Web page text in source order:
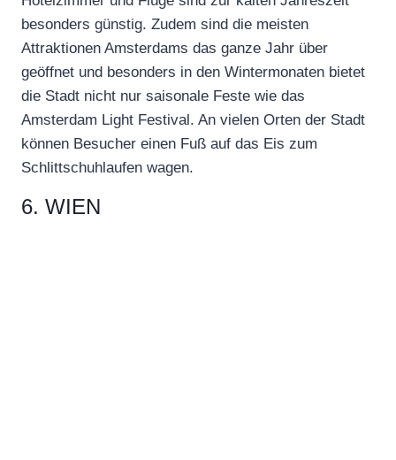
besonders günstig. Zudem sind die meisten
Attraktionen Amsterdams das ganze Jahr über
geöffnet und besonders in den Wintermonaten bietet
die Stadt nicht nur saisonale Feste wie das
Amsterdam Light Festival. An vielen Orten der Stadt
können Besucher einen Fuß auf das Eis zum
Schlittschuhlaufen wagen.
6. WIEN